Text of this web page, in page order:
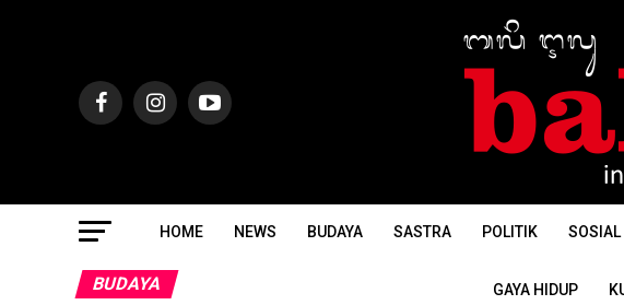
HOME NEWS BUDAYA SASTRA POLITIK SOSIAL
GAYA HIDUP
BUDAYA